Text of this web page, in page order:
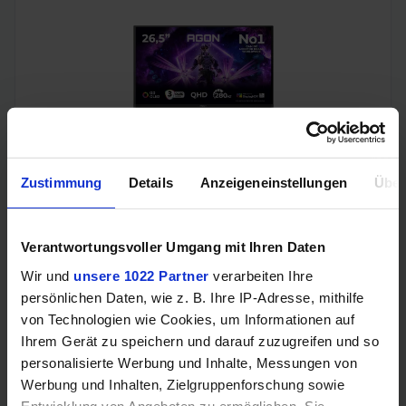
Zustimmung Details Anzeigeneinstellungen
Verantwortungsvoller Umgang mit Ihren Daten
Wir und unsere 1022 Partner verarbeiten Ihre
persönlichen Daten, wie z. B. Ihre IP-Adresse, mithilfe
von Technologien wie Cookies, um Informationen auf
Ihrem Gerät zu speichern und darauf zuzugreifen und so
personalisierte Werbung und Inhalte, Messungen von
Werbung und Inhalten, Zielgruppenforschung sowie
AOC Agon Pro (280Hz, WQHD, QD-OLED, 27", G-Sync, 99%